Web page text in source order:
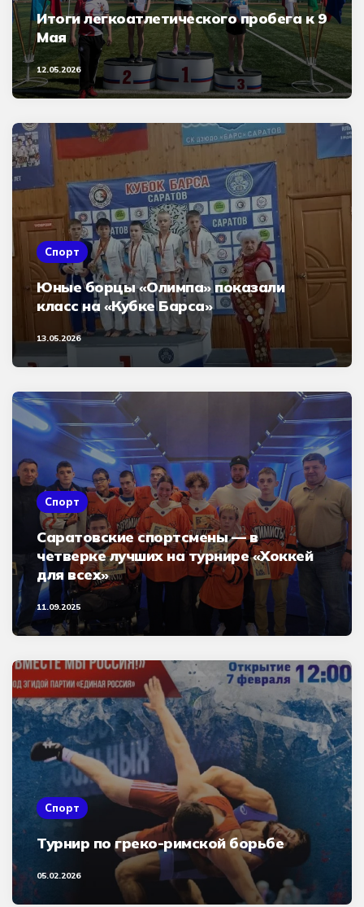
Итоги легкоатлетического пробега к 9
Мая
12.05.2026
Спорт
Юные борцы «Олимпа» показали
класс на «Кубке Барса»
13.05.2026
Спорт
Саратовские спортсмены — в
четверке лучших на турнире «Хоккей
для всех»
11.09.2025
Спорт
Турнир по греко-римской борьбе
05.02.2026